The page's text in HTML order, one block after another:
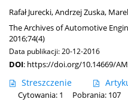
Rafał Jurecki,Andrzej Zuska,
The Archives of Automotive
2016;74(4)
Data publikacji: 20-12-2016
DOI: https://doi.org/10.14669/
Streszczenie
Cytowania: 1
Pobrania: 107